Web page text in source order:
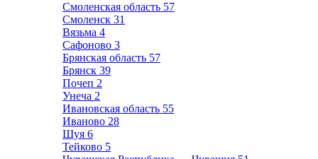
Смоленская область 57
Смоленск 31
Вязьма 4
Сафоново 3
Брянская область 57
Брянск 39
Почеп 2
Унеча 2
Ивановская область 55
Иваново 28
Шуя 6
Тейково 5